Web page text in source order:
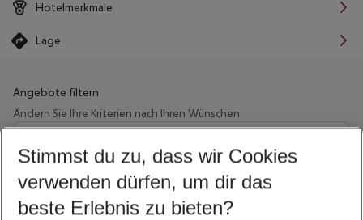
Hotelmerkmale
Lage
Angebote filtern
Ändern Sie Ihre Kriterien nach Ihren Wünschen
Wähle deinen Abflughafen
Beliebiger Abflughafen
Wähle deinen Reisezeitraum
5-8 Nächte
Stimmst du zu, dass wir Cookies
verwenden dürfen, um dir das
beste Erlebnis zu bieten?